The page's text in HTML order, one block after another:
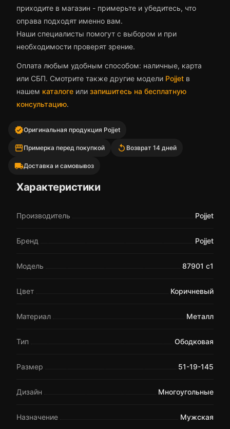
приходите в магазин - примерьте и убедитесь, что
оправа подходят именно вам.
Наши специалисты помогут с выбором и при
необходимости проверят зрение.
Оплата любым удобным способом: наличные, карта
или СБП. Смотрите также другие модели Pojjet в
нашем каталоге или запишитесь на бесплатную
консультацию.
verifiedОригинальная продукция Pojjet
storefrontПримерка перед покупкой replay Возврат 14 дней
local_shippingДоставка и самовывоз
Характеристики
Производитель Pojjet
Бренд Pojjet
Модель 87901 с1
Цвет Коричневый
Материал Металл
Тип Ободковая
Размер 51-19-145
Дизайн Многоугольные
Назначение Мужская